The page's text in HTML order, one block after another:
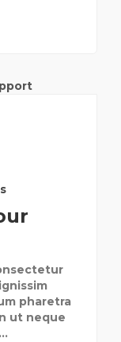
pharetra
ut neque